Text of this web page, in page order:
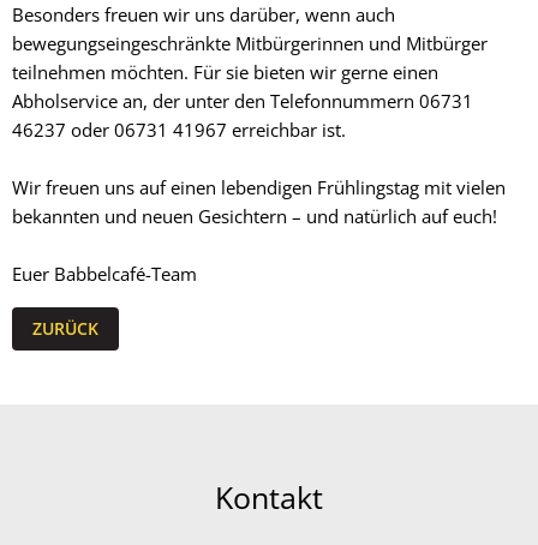
Besonders freuen wir uns darüber, wenn auch
bewegungseingeschränkte Mitbürgerinnen und Mitbürger
teilnehmen möchten. Für sie bieten wir gerne einen
Abholservice an, der unter den Telefonnummern 06731
46237 oder 06731 41967 erreichbar ist.
Wir freuen uns auf einen lebendigen Frühlingstag mit vielen
bekannten und neuen Gesichtern – und natürlich auf euch!
Euer Babbelcafé-Team
ZURÜCK
Kontakt